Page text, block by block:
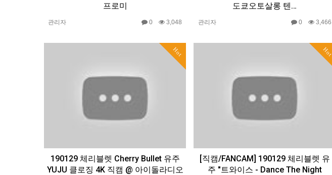
프로미
관리자 0 3,048
도쿄오토살롱 텐…
관리자 0 3,466
Hot
190129 체리블렛 Cherry Bullet 유주
YUJU 클로징 4K 직캠 @ 아이돌라디오
Hot
[직캠/FANCAM] 190129 체리블렛 유
주 "트와이스 - Dance The Night